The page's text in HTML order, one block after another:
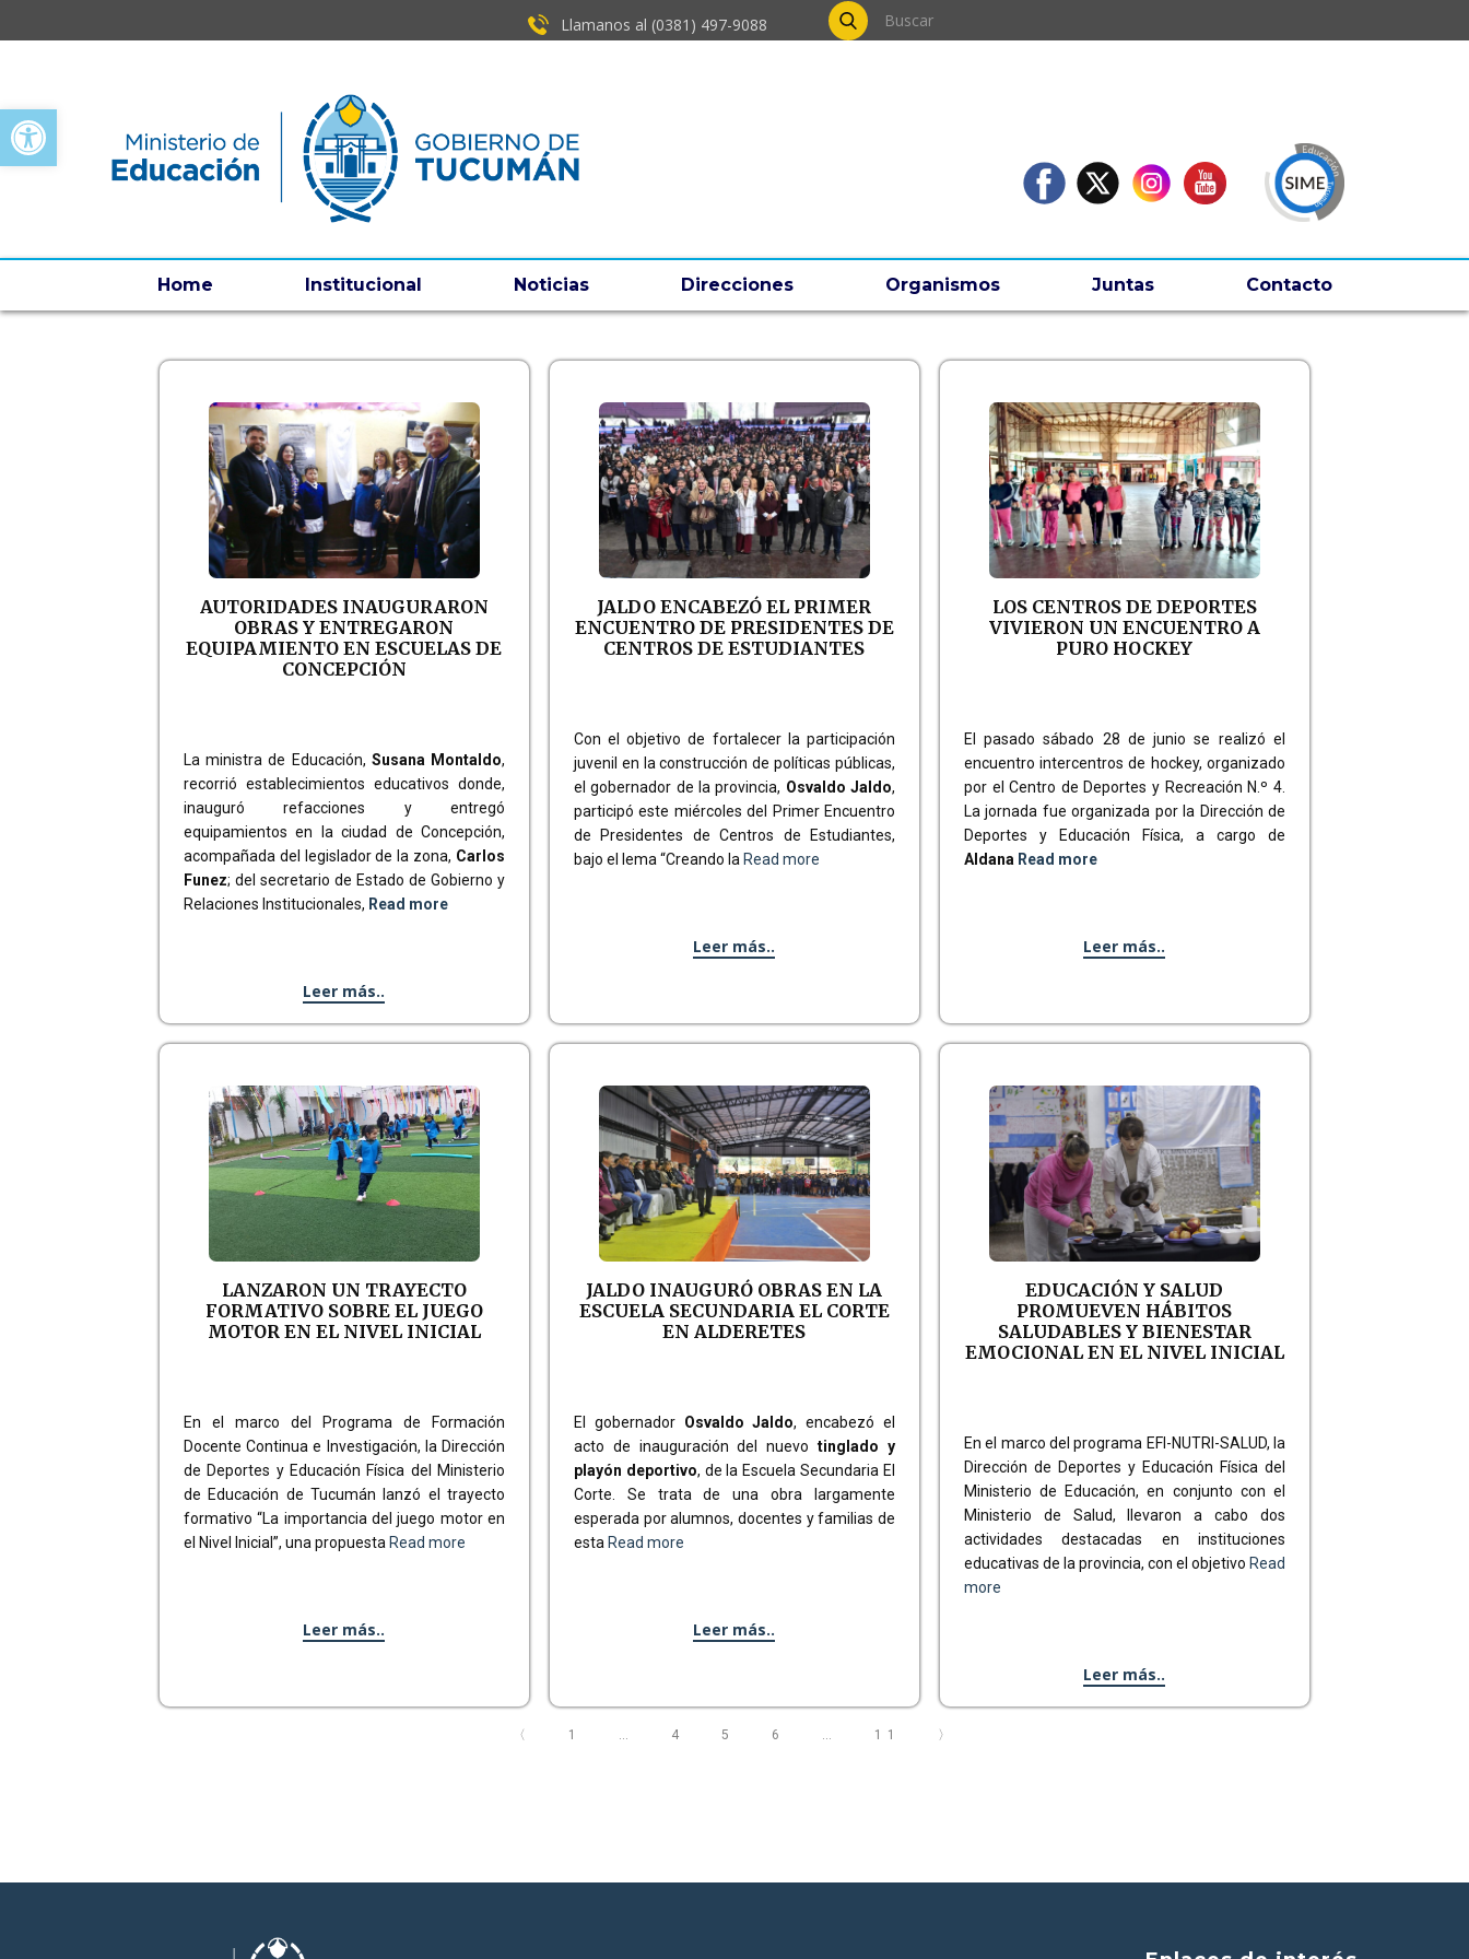
Open toolbar
Llamanos al (0381) ​497-9088
Home Institucional Noticias Direcciones Organismos Juntas Contacto
AUTORIDADES INAUGURARON
OBRAS Y ENTREGARON
EQUIPAMIENTO EN ESCUELAS DE
CONCEPCIÓN
La ministra de Educación, Susana Montaldo,
recorrió establecimientos educativos donde,
inauguró refacciones y entregó
equipamientos en la ciudad de Concepción,
acompañada del legislador de la zona, Carlos
Funez; del secretario de Estado de Gobierno y
Relaciones Institucionales, Read more
Leer más..
JALDO ENCABEZÓ EL PRIMER
ENCUENTRO DE PRESIDENTES DE
CENTROS DE ESTUDIANTES
Con el objetivo de fortalecer la participación
juvenil en la construcción de políticas públicas,
el gobernador de la provincia, Osvaldo Jaldo,
participó este miércoles del Primer Encuentro
de Presidentes de Centros de Estudiantes,
bajo el lema “Creando la Read more
Leer más..
LOS CENTROS DE DEPORTES
VIVIERON UN ENCUENTRO A
PURO HOCKEY
El pasado sábado 28 de junio se realizó el
encuentro intercentros de hockey, organizado
por el Centro de Deportes y Recreación N.º 4.
La jornada fue organizada por la Dirección de
Deportes y Educación Física, a cargo de
Aldana Read more
Leer más..
LANZARON UN TRAYECTO
FORMATIVO SOBRE EL JUEGO
MOTOR EN EL NIVEL INICIAL
En el marco del Programa de Formación
Docente Continua e Investigación, la Dirección
de Deportes y Educación Física del Ministerio
de Educación de Tucumán lanzó el trayecto
formativo “La importancia del juego motor en
el Nivel Inicial”, una propuesta Read more
Leer más..
JALDO INAUGURÓ OBRAS EN LA
ESCUELA SECUNDARIA EL CORTE
EN ALDERETES
El gobernador Osvaldo Jaldo, encabezó el
acto de inauguración del nuevotinglado y
playón deportivo, de la Escuela Secundaria El
Corte. Se trata de una obra largamente
esperada por alumnos, docentes y familias de
esta Read more
Leer más..
EDUCACIÓN Y SALUD
PROMUEVEN HÁBITOS
SALUDABLES Y BIENESTAR
EMOCIONAL EN EL NIVEL INICIAL
En el marco del programa EFI-NUTRI-SALUD, la
Dirección de Deportes y Educación Física del
Ministerio de Educación, en conjunto con el
Ministerio de Salud, llevaron a cabo dos
actividades destacadas en instituciones
educativas de la provincia, con el objetivo Read
more
Leer más..
〈 1 … 4 5 6 … 11 〉